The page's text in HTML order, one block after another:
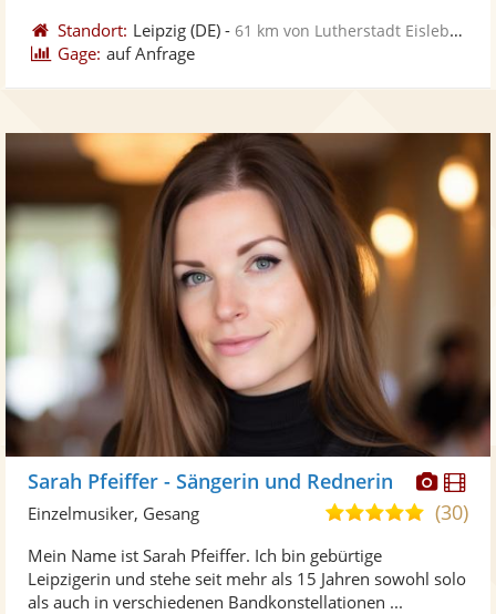
Standort: Leipzig (DE) -61 km von Lutherstadt Eisleben
Gage: auf Anfrage
Sarah Pfeiffer - Sängerin und Rednerin
5,0
5
(30)
Einzelmusiker, Gesang
Mein Name ist Sarah Pfeiffer. Ich bin gebürtige
Leipzigerin und stehe seit mehr als 15 Jahren sowohl solo
als auch in verschiedenen Bandkonstellationen ...